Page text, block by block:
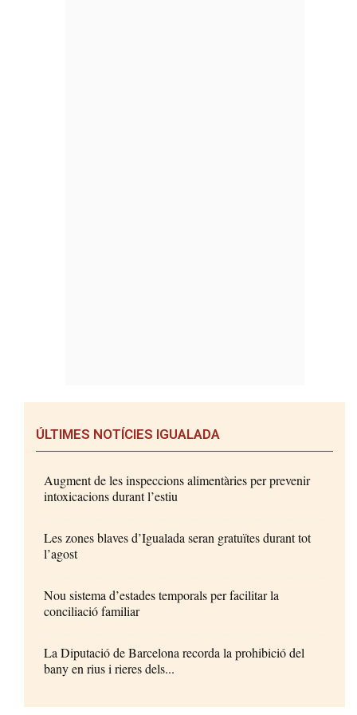
ÚLTIMES NOTÍCIES IGUALADA
Augment de les inspeccions alimentàries per prevenir
intoxicacions durant l’estiu
Les zones blaves d’Igualada seran gratuïtes durant tot
l’agost
Nou sistema d’estades temporals per facilitar la
conciliació familiar
La Diputació de Barcelona recorda la prohibició del
bany en rius i rieres dels...